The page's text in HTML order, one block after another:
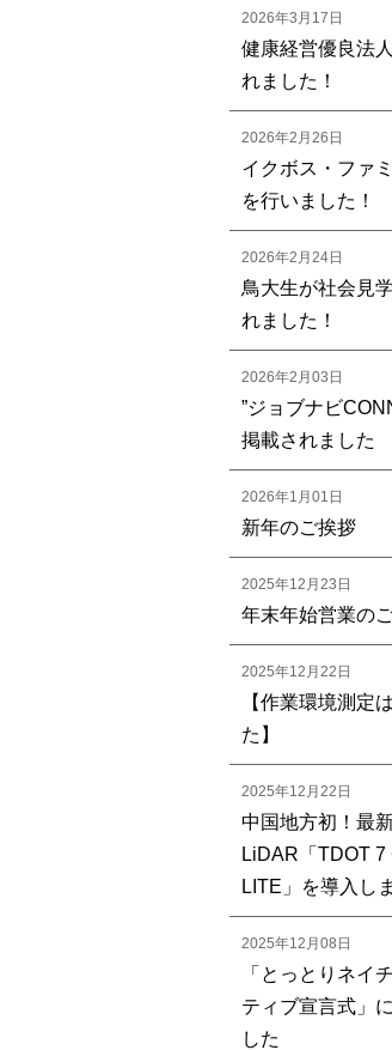
2026年3月17日
健康経営優良法
れました！
2026年2月26日
イクボス・ファ
を行いました！
2026年2月24日
鳥大生が社会見
れました！
2026年2月03日
”ジョブナビ
掲載されました
2026年1月01日
新年のご挨拶
2025年12月23日
年末年始営業の
2025年12月22日
【作業環境測定
た】
2025年12月22日
中国地方初！最
LiDAR「TDOT 7
LITE」を導入し
2025年12月08日
「とっとりネイ
ティブ宣言式」
した